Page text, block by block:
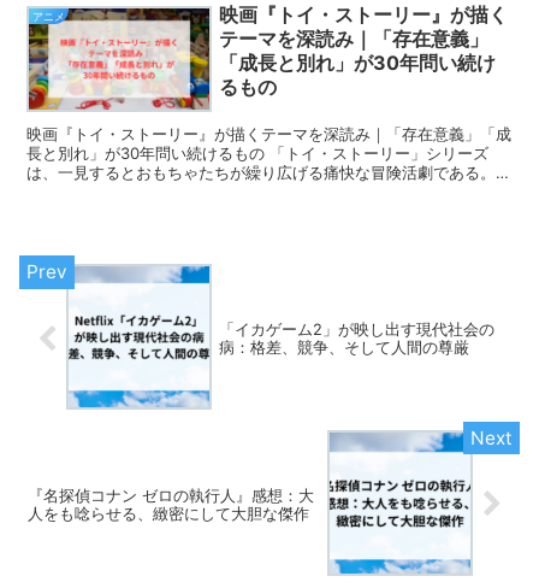
アニメ
映画『トイ・ストーリー』が描く
テーマを深読み｜「存在意義」
「成長と別れ」が30年問い続け
るもの
映画『トイ・ストーリー』が描くテーマを深読み｜「存在意義」「成
長と別れ」が30年問い続けるもの 「トイ・ストーリー」シリーズ
は、一見するとおもちゃたちが繰り広げる痛快な冒険活劇である。し
「イカゲーム2」が映し出す現代社会の
病：格差、競争、そして人間の尊厳
『名探偵コナン ゼロの執行人』感想：大
人をも唸らせる、緻密にして大胆な傑作